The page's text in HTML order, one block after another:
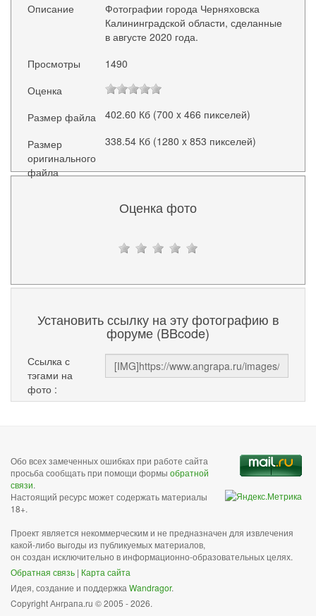
Описание
Фотографии города Черняховска
Калининградской области, сделанные
в августе 2020 года.
Просмотры
1490
Оценка
Размер файла
402.60 Кб (700 x 466 пикселей)
Размер
оригинального
файла
338.54 Кб (1280 x 853 пикселей)
Оценка фото
Установить ссылку на эту фотографию в
форуме (BBcode)
Ссылка с
тэгами на
фото :
Обо всех замеченных ошибках при работе сайта
просьба сообщать при помощи формы обратной
связи.
Настоящий ресурс может содержать материалы
18+.
Проект является некоммерческим и не предназначен для извлечения
какой-либо выгоды из публикуемых материалов,
он создан исключительно в информационно-образовательных целях.
Обратная связь | Карта сайта
Идея, создание и поддержка Wandragor.
Copyright Анграпа.ru © 2005 - 2026.